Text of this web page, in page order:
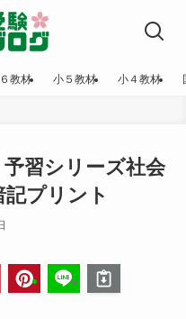
教材 小５教材 小４教材
習シリーズ社会
プリント